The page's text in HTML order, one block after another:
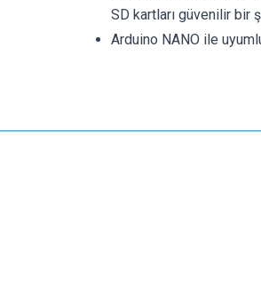
SD kartları güvenilir bir
Arduino NANO ile